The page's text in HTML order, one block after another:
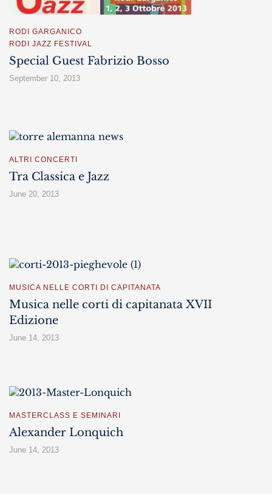
RODI GARGANICO
RODI JAZZ FESTIVAL
Special Guest Fabrizio Bosso
September 10, 2013
ALTRI CONCERTI
Tra Classica e Jazz
June 20, 2013
MUSICA NELLE CORTI DI CAPITANATA
Musica nelle corti di capitanata XVII
Edizione
June 14, 2013
MASTERCLASS E SEMINARI
Alexander Lonquich
June 14, 2013